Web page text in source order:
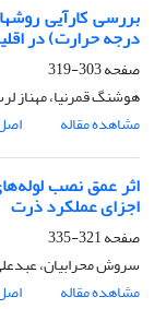
بررسی کارآیی
درجه حرارت) در
صفحه303-319
هوشنگ قمرنیا، مهناز
مشاهده مقاله
اثر عمق نصب
اجزای عملکرد ذرت
صفحه321-335
سروش محرابیان،
مشاهده مقاله